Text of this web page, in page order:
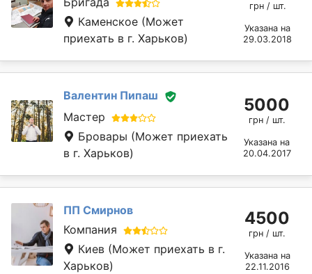
Каменское (Может
приехать в г. Харьков)
грн / шт.
Указана на
29.03.2018
Валентин Пипаш
Мастер
Бровары (Может приехать
в г. Харьков)
5000
грн / шт.
Указана на
20.04.2017
ПП Смирнов
Компания
Киев (Может приехать в г.
Харьков)
4500
грн / шт.
Указана на
22.11.2016